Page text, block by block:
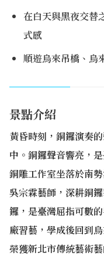
在白天與黑夜交替
式感
順遊烏來吊橋、烏
景點介紹
黃昏時刻，銅鑼演奏
中。銅鑼聲音響亮，
銅雕工作室坐落於南
吳宗霖藝師，深耕銅
鑼，是臺灣屈指可數
廠習藝，學成後回到
榮獲新北市傳統藝術藝